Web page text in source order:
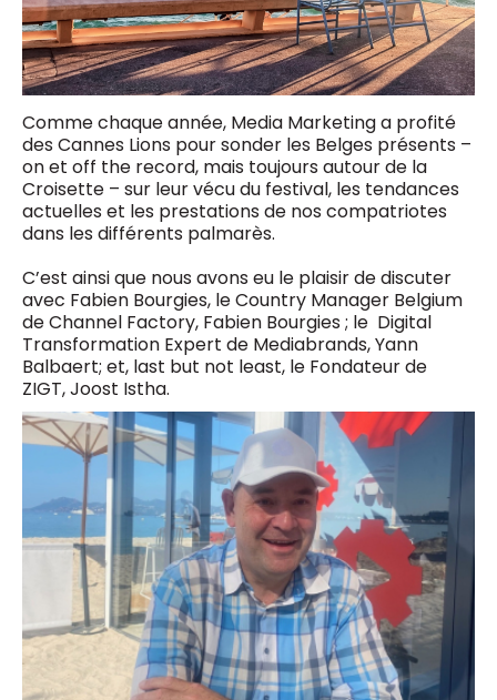
Comme chaque année, Media Marketing a profité
des Cannes Lions pour sonder les Belges présents –
on et off the record, mais toujours autour de la
Croisette – sur leur vécu du festival, les tendances
actuelles et les prestations de nos compatriotes
dans les différents palmarès.
C’est ainsi que nous avons eu le plaisir de discuter
avec Fabien Bourgies, le Country Manager Belgium
de Channel Factory, Fabien Bourgies ; le Digital
Transformation Expert de Mediabrands, Yann
Balbaert; et, last but not least, le Fondateur de
ZIGT, Joost Istha.